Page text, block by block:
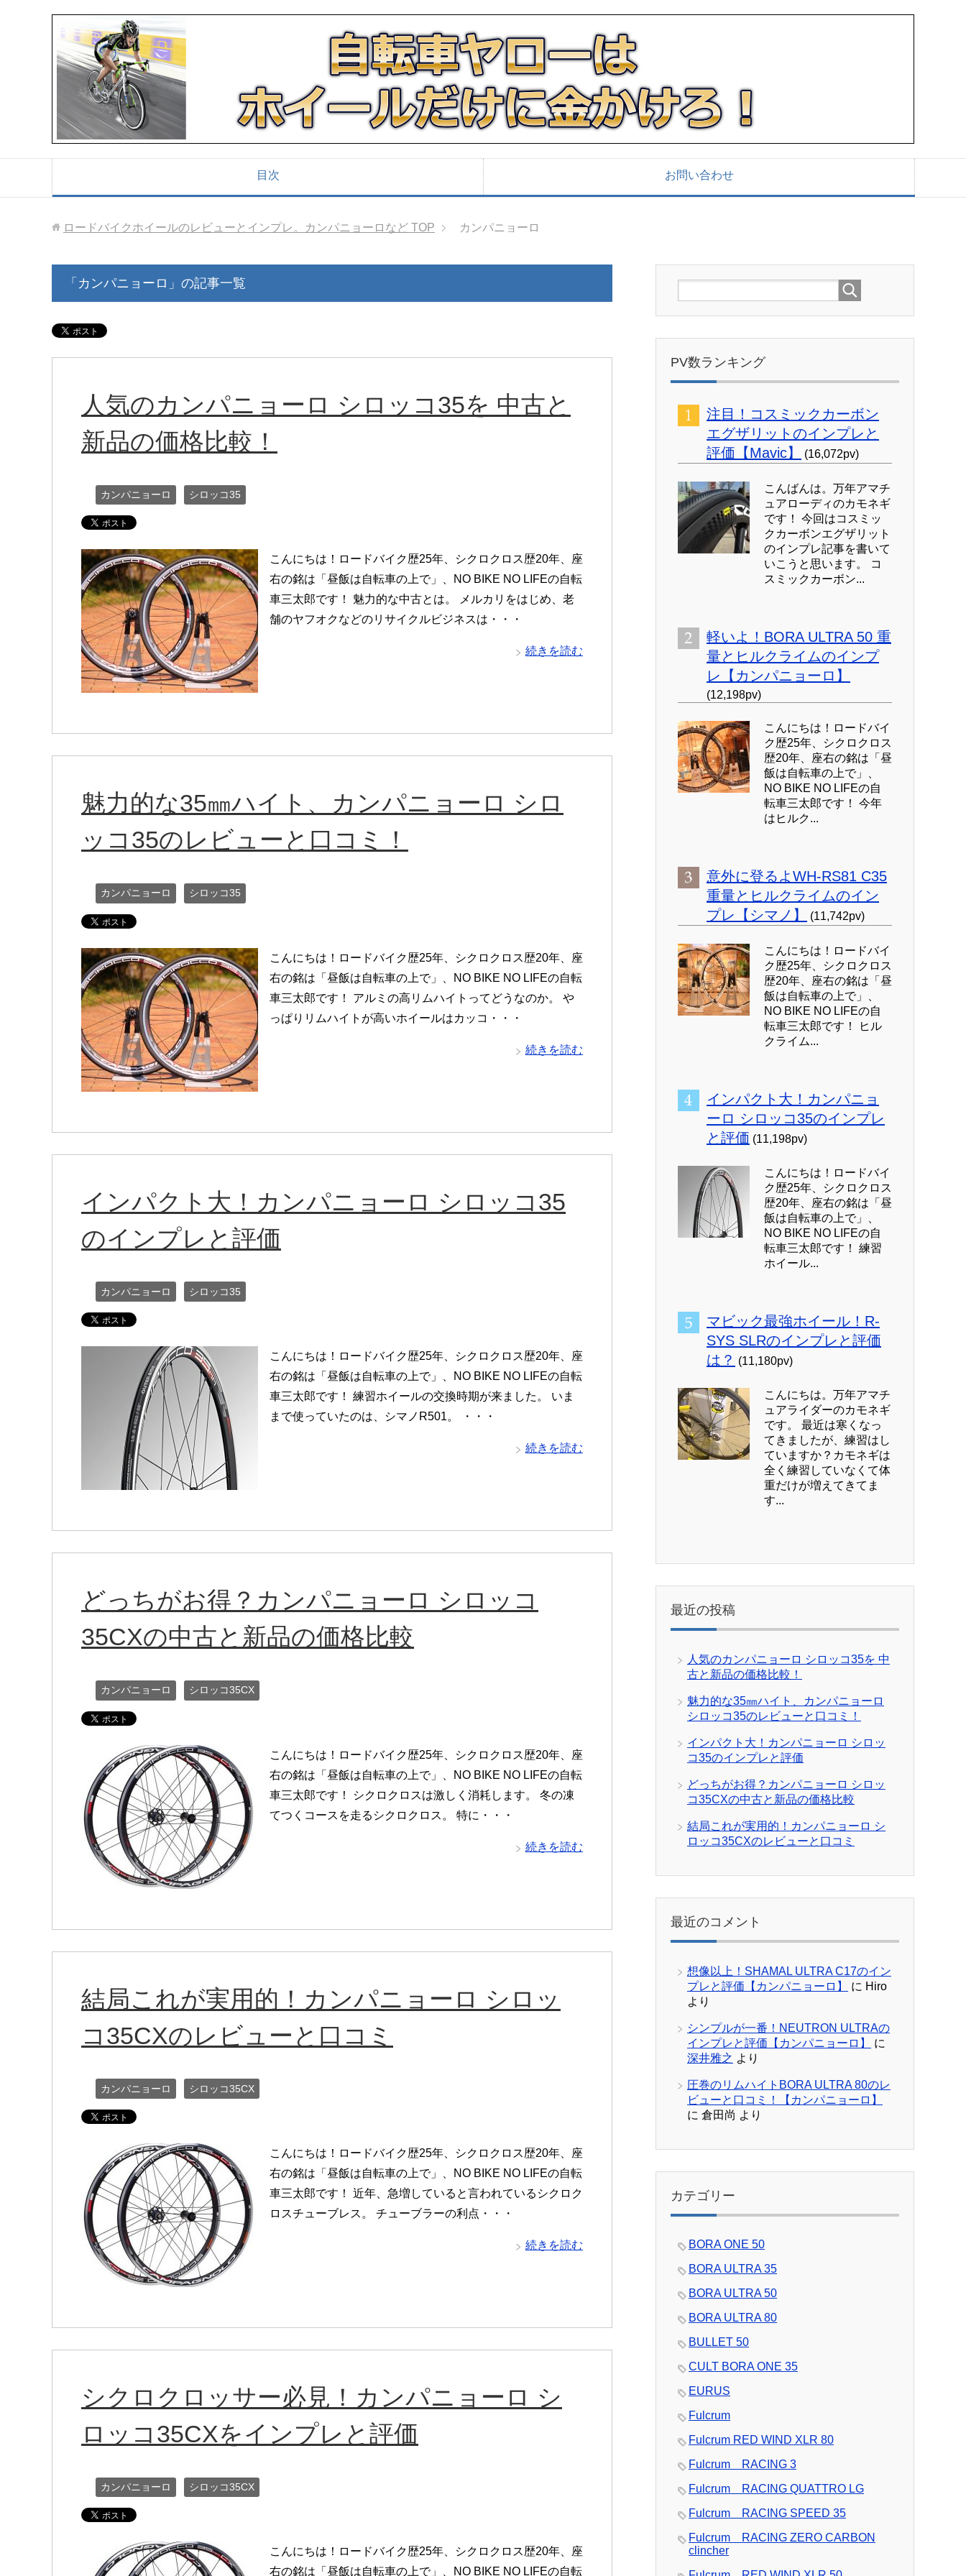
目次 お問い合わせ
ロードバイクホイールのレビューとインプレ。カンパニョーロなど TOP カンパニョーロ
「カンパニョーロ」の記事一覧
人気のカンパニョーロ シロッコ35を 中古と
新品の価格比較！
カンパニョーロ シロッコ35
こんにちは！ロードバイク歴25年、シクロクロス歴20年、座
右の銘は「昼飯は自転車の上で」、NO BIKE NO LIFEの自転
車三太郎です！ 魅力的な中古とは。 メルカリをはじめ、老
舗のヤフオクなどのリサイクルビジネスは・・・
続きを読む
魅力的な35㎜ハイト、カンパニョーロ シロ
ッコ35のレビューと口コミ！
カンパニョーロ シロッコ35
こんにちは！ロードバイク歴25年、シクロクロス歴20年、座
右の銘は「昼飯は自転車の上で」、NO BIKE NO LIFEの自転
車三太郎です！ アルミの高リムハイトってどうなのか。 や
っぱりリムハイトが高いホイールはカッコ・・・
続きを読む
インパクト大！カンパニョーロ シロッコ35
のインプレと評価
カンパニョーロ シロッコ35
こんにちは！ロードバイク歴25年、シクロクロス歴20年、座
右の銘は「昼飯は自転車の上で」、NO BIKE NO LIFEの自転
車三太郎です！ 練習ホイールの交換時期が来ました。 いま
まで使っていたのは、シマノR501。 ・・・
続きを読む
どっちがお得？カンパニョーロ シロッコ
35CXの中古と新品の価格比較
カンパニョーロ シロッコ35CX
こんにちは！ロードバイク歴25年、シクロクロス歴20年、座
右の銘は「昼飯は自転車の上で」、NO BIKE NO LIFEの自転
車三太郎です！ シクロクロスは激しく消耗します。 冬の凍
てつくコースを走るシクロクロス。 特に・・・
続きを読む
結局これが実用的！カンパニョーロ シロッ
コ35CXのレビューと口コミ
カンパニョーロ シロッコ35CX
こんにちは！ロードバイク歴25年、シクロクロス歴20年、座
右の銘は「昼飯は自転車の上で」、NO BIKE NO LIFEの自転
車三太郎です！ 近年、急増していると言われているシクロク
ロスチューブレス。 チューブラーの利点・・・
続きを読む
シクロクロッサー必見！カンパニョーロ シ
ロッコ35CXをインプレと評価
カンパニョーロ シロッコ35CX
こんにちは！ロードバイク歴25年、シクロクロス歴20年、座
右の銘は「昼飯は自転車の上で」、NO BIKE NO LIFEの自転
PV数ランキング
注目！コスミックカーボン
エグザリットのインプレと
評価【Mavic】
(16,072pv)
こんばんは。万年アマチ
ュアローディのカモネギ
です！ 今回はコスミッ
クカーボンエグザリット
のインプレ記事を書いて
いこうと思います。 コ
スミックカーボン...
軽いよ！BORA ULTRA 50 重
量とヒルクライムのインプ
レ【カンパニョーロ】
(12,198pv)
こんにちは！ロードバイ
ク歴25年、シクロクロス
歴20年、座右の銘は「昼
飯は自転車の上で」、
NO BIKE NO LIFEの自
転車三太郎です！ 今年
はヒルク...
意外に登るよWH-RS81 C35
重量とヒルクライムのイン
プレ【シマノ】
(11,742pv)
こんにちは！ロードバイ
ク歴25年、シクロクロス
歴20年、座右の銘は「昼
飯は自転車の上で」、
NO BIKE NO LIFEの自
転車三太郎です！ ヒル
クライム...
インパクト大！カンパニョ
ーロ シロッコ35のインプレ
と評価 (11,198pv)
こんにちは！ロードバイ
ク歴25年、シクロクロス
歴20年、座右の銘は「昼
飯は自転車の上で」、
NO BIKE NO LIFEの自
転車三太郎です！ 練習
ホイール...
マビック最強ホイール！R-
SYS SLRのインプレと評価
は？ (11,180pv)
こんにちは。万年アマチ
ュアライダーのカモネギ
です。 最近は寒くなっ
てきましたが、練習はし
ていますか？カモネギは
全く練習していなくて体
重だけが増えてきてま
す...
最近の投稿
人気のカンパニョーロ シロッコ35を 中
古と新品の価格比較！
魅力的な35㎜ハイト、カンパニョーロ
シロッコ35のレビューと口コミ！
インパクト大！カンパニョーロ シロッ
コ35のインプレと評価
どっちがお得？カンパニョーロ シロッ
コ35CXの中古と新品の価格比較
結局これが実用的！カンパニョーロ シ
ロッコ35CXのレビューと口コミ
最近のコメント
想像以上！SHAMAL ULTRA C17のイン
プレと評価【カンパニョーロ】
に Hiro
より
シンプルが一番！NEUTRON ULTRAの
インプレと評価【カンパニョーロ】
に
深井雅之 より
圧巻のリムハイトBORA ULTRA 80のレ
ビューと口コミ！【カンパニョーロ】
に 倉田尚 より
カテゴリー
BORA ONE 50
BORA ULTRA 35
BORA ULTRA 50
BORA ULTRA 80
BULLET 50
CULT BORA ONE 35
EURUS
Fulcrum
Fulcrum RED WIND XLR 80
Fulcrum RACING 3
Fulcrum RACING QUATTRO LG
Fulcrum RACING SPEED 35
Fulcrum RACING ZERO CARBON
clincher